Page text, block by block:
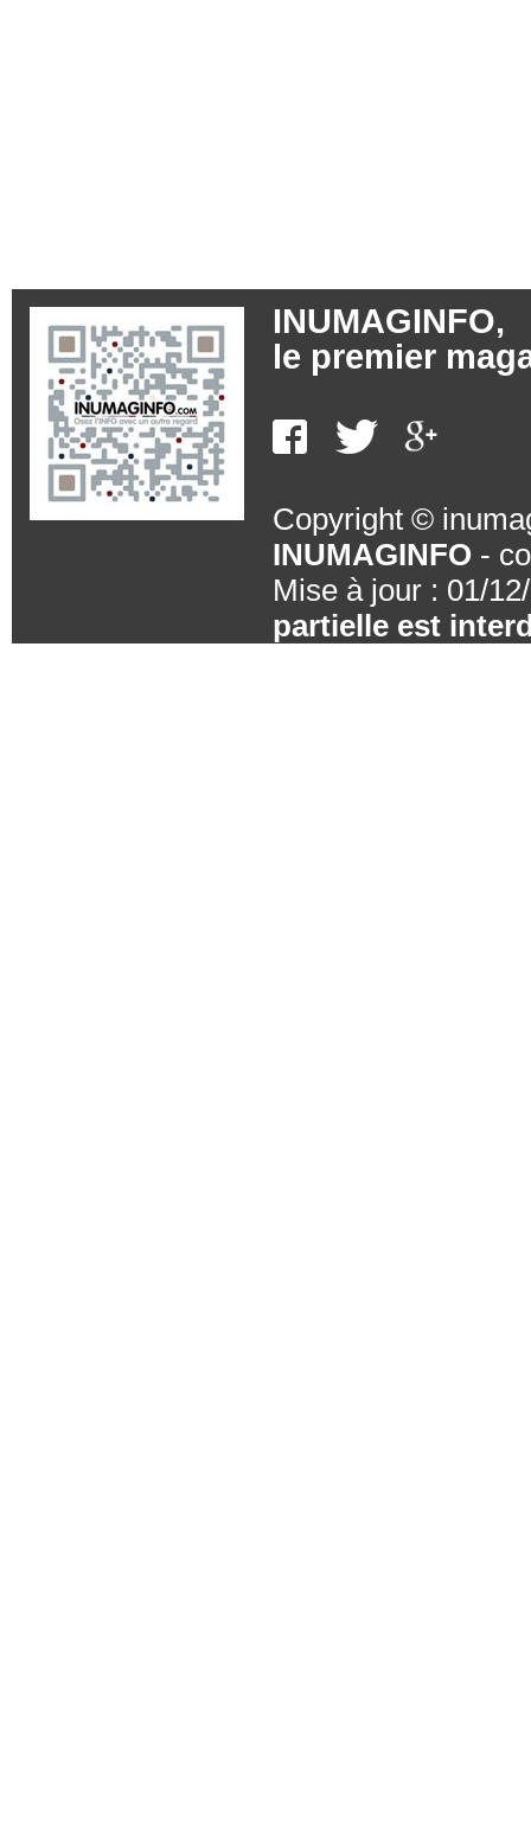
INUMAGINFO,
le premier
Copyright ©
INUMAGINFO -
Mise à jour : 01/
partielle est